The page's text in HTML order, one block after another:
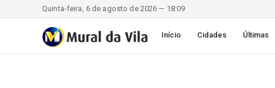
Quinta-feira, 6 de agosto de 2026 — 18:09
Início Cidades Últimas